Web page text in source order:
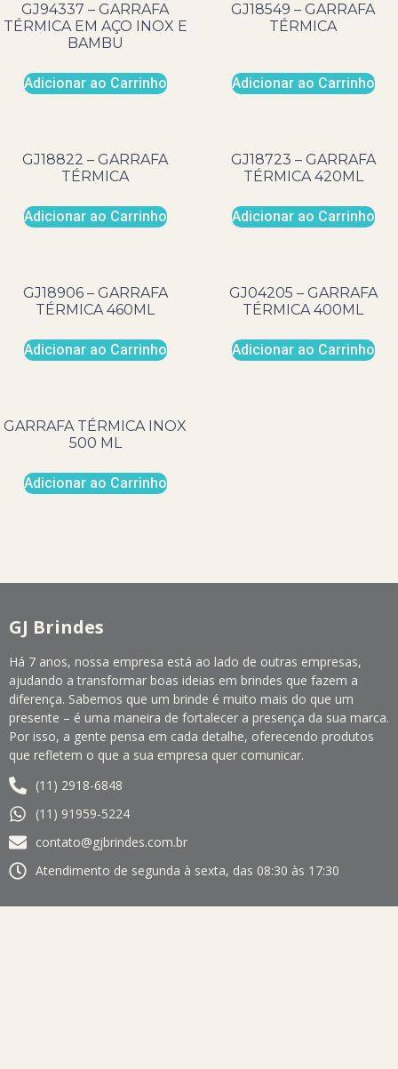
GJ94337 – GARRAFA
TÉRMICA EM AÇO INOX E
BAMBU
Adicionar ao Carrinho
GJ18549 – GARRAFA
TÉRMICA
Adicionar ao Carrinho
GJ18822 – GARRAFA
TÉRMICA
Adicionar ao Carrinho
GJ18723 – GARRAFA
TÉRMICA 420ML
Adicionar ao Carrinho
GJ18906 – GARRAFA
TÉRMICA 460ML
Adicionar ao Carrinho
GJ04205 – GARRAFA
TÉRMICA 400ML
Adicionar ao Carrinho
GARRAFA TÉRMICA INOX
500 ML
Adicionar ao Carrinho
GJ Brindes
Há 7 anos, nossa empresa está ao lado de outras empresas,
ajudando a transformar boas ideias em brindes que fazem a
diferença. Sabemos que um brinde é muito mais do que um
presente – é uma maneira de fortalecer a presença da sua marca.
Por isso, a gente pensa em cada detalhe, oferecendo produtos
que refletem o que a sua empresa quer comunicar.
(11) 2918-6848
(11) 91959-5224
contato@gjbrindes.com.br
Atendimento de segunda à sexta, das 08:30 às 17:30